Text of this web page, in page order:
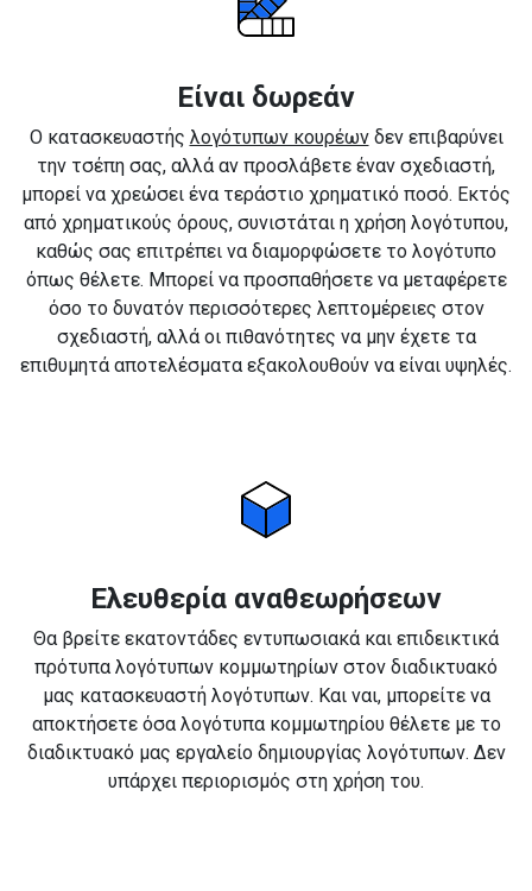
Είναι δωρεάν
Ο κατασκευαστής λογότυπων κουρέωνδεν επιβαρύνει
την τσέπη σας, αλλά αν προσλάβετε έναν σχεδιαστή,
μπορεί να χρεώσει ένα τεράστιο χρηματικό ποσό. Εκτός
από χρηματικούς όρους, συνιστάται η χρήση λογότυπου,
καθώς σας επιτρέπει να διαμορφώσετε το λογότυπο
όπως θέλετε. Μπορεί να προσπαθήσετε να μεταφέρετε
όσο το δυνατόν περισσότερες λεπτομέρειες στον
σχεδιαστή, αλλά οι πιθανότητες να μην έχετε τα
επιθυμητά αποτελέσματα εξακολουθούν να είναι υψηλές.
Ελευθερία αναθεωρήσεων
Θα βρείτε εκατοντάδες εντυπωσιακά και επιδεικτικά
πρότυπα λογότυπων κομμωτηρίων στον διαδικτυακό
μας κατασκευαστή λογότυπων. Και ναι, μπορείτε να
αποκτήσετε όσα λογότυπα κομμωτηρίου θέλετε με το
διαδικτυακό μας εργαλείο δημιουργίας λογότυπων. Δεν
υπάρχει περιορισμός στη χρήση του.